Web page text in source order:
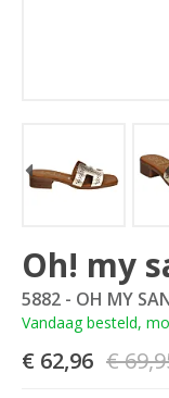
Oh! my
5882 - OH MY
Vandaag besteld,
€
€ 62,96